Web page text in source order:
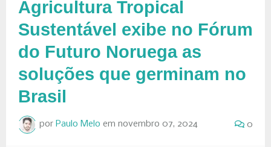
Agricultura Tropical
Sustentável exibe no Fórum
do Futuro Noruega as
soluções que germinam no
Brasil
por Paulo Melo em novembro 07, 2024 0